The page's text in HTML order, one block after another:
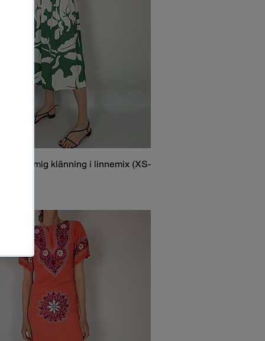
klänning i linnemix (XS-